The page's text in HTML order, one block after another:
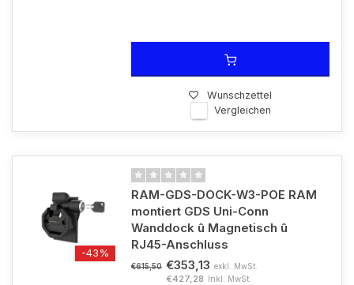
Wunschzettel
Vergleichen
-43%
RAM-GDS-DOCK-W3-POE RAM
montiert GDS Uni-Conn
Wanddock û Magnetisch û
RJ45-Anschluss
€615,50 €353,13 exkl. MwSt.
€427,28 Inkl. MwSt.